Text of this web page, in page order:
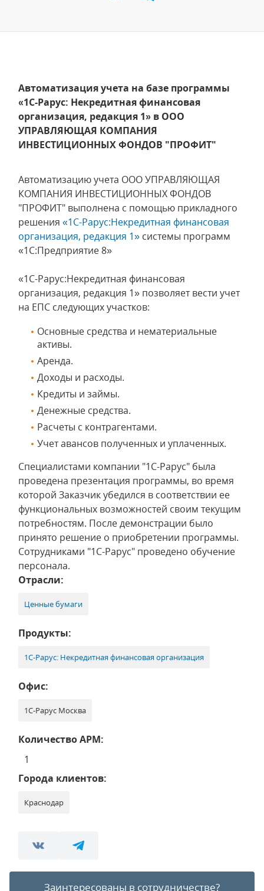
Автоматизация учета на базе программы
«1С-Рарус: Некредитная финансовая
организация, редакция 1» в ООО
УПРАВЛЯЮЩАЯ КОМПАНИЯ
ИНВЕСТИЦИОННЫХ ФОНДОВ "ПРОФИТ"
Автоматизацию учета ООО УПРАВЛЯЮЩАЯ
КОМПАНИЯ ИНВЕСТИЦИОННЫХ ФОНДОВ
"ПРОФИТ" выполнена с помощью прикладного
решения «1С-Рарус:Некредитная финансовая
организация, редакция 1» системы программ
«1С:Предприятие 8»
«1С-Рарус:Некредитная финансовая
организация, редакция 1» позволяет вести учет
на ЕПС следующих участков:
Основные средства и нематериальные
активы.
Аренда.
Доходы и расходы.
Кредиты и займы.
Денежные средства.
Расчеты с контрагентами.
Учет авансов полученных и уплаченных.
Специалистами компании "1С-Рарус" была
проведена презентация программы, во время
которой Заказчик убедился в соответствии ее
функциональных возможностей своим текущим
потребностям. После демонстрации было
принято решение о приобретении программы.
Сотрудниками "1С-Рарус" проведено обучение
персонала.
Отрасли:
Ценные бумаги
Продукты:
1С-Рарус: Некредитная финансовая организация
Офис:
1С-Рарус Москва
Количество АРМ:
1
Города клиентов:
Краснодар
Заинтересованы в сотрудничестве?